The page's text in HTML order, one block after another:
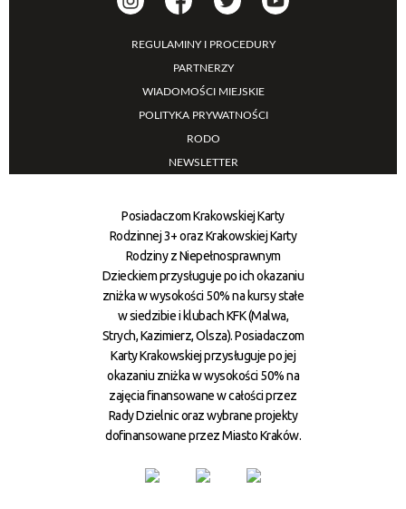
REGULAMINY I PROCEDURY
PARTNERZY
WIADOMOŚCI MIEJSKIE
POLITYKA PRYWATNOŚCI
RODO
NEWSLETTER
Posiadaczom Krakowskiej Karty
Rodzinnej 3+ oraz Krakowskiej Karty
Rodziny z Niepełnosprawnym
Dzieckiem przysługuje po ich okazaniu
zniżka w wysokości 50% na kursy stałe
w siedzibie i klubach KFK (Malwa,
Strych, Kazimierz, Olsza). Posiadaczom
Karty Krakowskiej przysługuje po jej
okazaniu zniżka w wysokości 50% na
zajęcia finansowane w całości przez
Rady Dzielnic oraz wybrane projekty
dofinansowane przez Miasto Kraków.